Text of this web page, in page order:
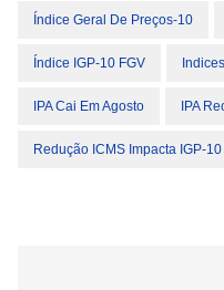
Índice Geral De Preços-10
Índice IGP-10 FGV
IPA Cai Em Agosto IPA
Redução ICMS Impacta IGP-10